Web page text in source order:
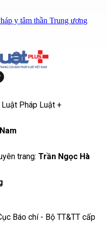
y tâm thần Trung ương
Pháp Luật +
trang: Trần Ngọc Hà
Báo chí - Bộ TT&TT cấp